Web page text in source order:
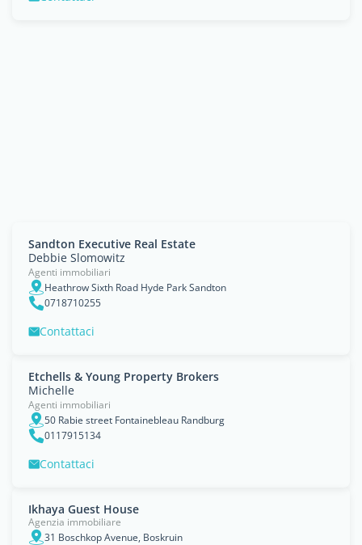
Sandton Executive Real Estate
Debbie Slomowitz
Agenti immobiliari
Heathrow Sixth Road Hyde Park Sandton
0718710255
Contattaci
Etchells & Young Property Brokers
Michelle
Agenti immobiliari
50 Rabie street Fontainebleau Randburg
0117915134
Contattaci
Ikhaya Guest House
Agenzia immobiliare
31 Boschkop Avenue, Boskruin